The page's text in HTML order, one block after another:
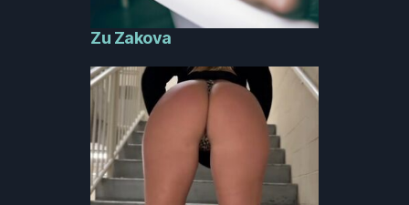
Zu Zakova